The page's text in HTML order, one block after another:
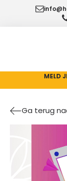
MELD
Ga terug